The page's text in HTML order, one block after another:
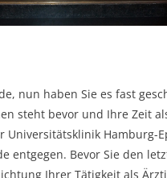
nun haben Sie es fast
steht bevor und Ihre Zeit
Universitätsklinik Hamburg-
entgegen. Bevor Sie den
Ihrer Tätigkeit als